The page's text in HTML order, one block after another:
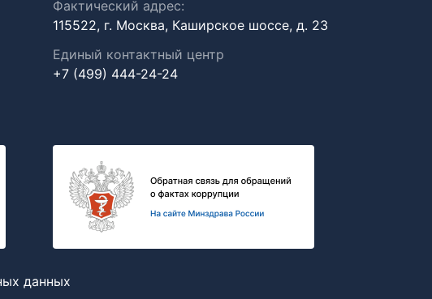
Фактический адрес:
115522, г. Москва, Каширское шоссе, д. 23
Единый контактный центр
+7 (499) 444-24-24
данных